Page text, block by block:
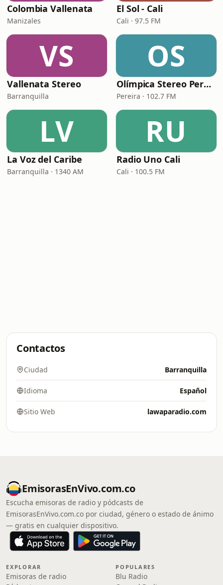
Colombia Vallenata
Manizales
El Sol - Cali
Cali · 97.5 FM
VS
Vallenata Stereo
Barranquilla
OS
Olímpica Stereo Pereira
Pereira · 102.7 FM
LV
La Voz del Caribe
Barranquilla · 1340 AM
RU
Radio Uno Cali
Cali · 100.5 FM
Contactos
Ciudad Barranquilla
Idioma Español
Sitio Web lawaparadio.com
EmisorasEnVivo.com.co
Escucha emisoras de radio y pódcasts de
EmisorasEnVivo.com.co por ciudad, género o estado de ánimo
— gratis en cualquier dispositivo.
EXPLORAR
Emisoras de radio
POPULARES
Blu Radio